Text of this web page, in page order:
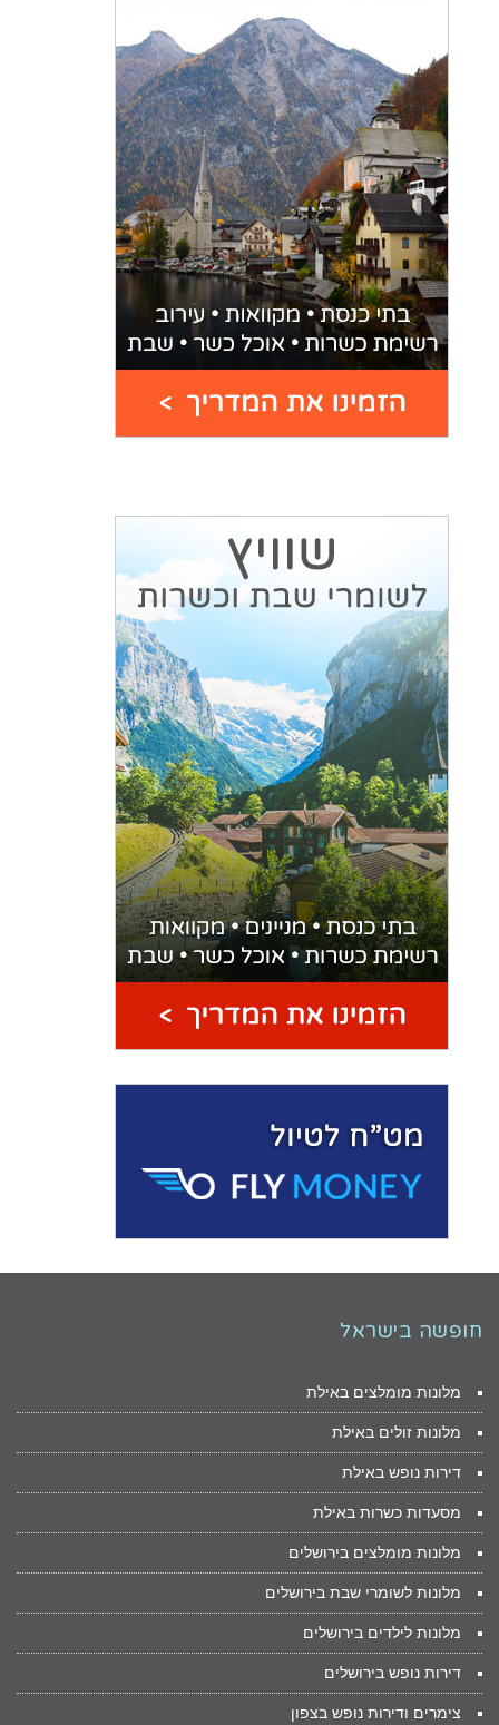
חופשה בישראל
מלונות מומלצים באילת
מלונות זולים באילת
דירות נופש באילת
מסעדות כשרות באילת
מלונות מומלצים בירושלים
מלונות לשומרי שבת בירושלים
מלונות לילדים בירושלים
דירות נופש בירושלים
צימרים ודירות נופש בצפון